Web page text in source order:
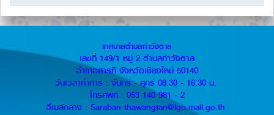
เทศบาลตำบลท่าวังตาล
เลขที่ 149/1 หมู่ 2 ตำบลท่าวังตาล
อำเภอสารภี จังหวัดเชียงใหม่ 50140
วันเวลาทำการ : จันทร์ - ศุกร์ 08.30 - 16.30 น.
โทรศัพท์ : 053 140 981 - 2
อีเมล์กลาง : Saraban-thawangtan@lgo.mail.go.th